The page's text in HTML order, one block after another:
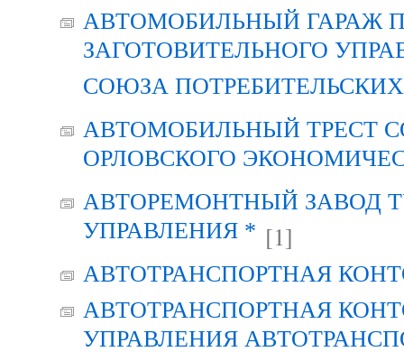
АВТОМОБИЛЬНЫЙ ГАРАЖ
ЗАГОТОВИТЕЛЬНОГО
СОЮЗА
АВТОМОБИЛЬНЫЙ ТРЕСТ
ОРЛОВСКОГО
АВТОРЕМОНТНЫЙ ЗАВОД
УПРАВЛЕНИЯ * [1]
АВТОТРАНСПОРТНАЯ
АВТОТРАНСПОРТНАЯ
УПРАВЛЕНИЯ